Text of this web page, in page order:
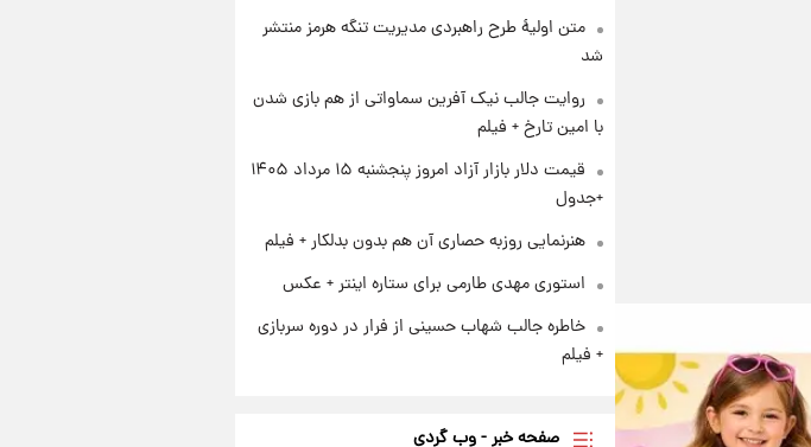
متن اولیۀ طرح راهبردی مدیریت تنگه هرمز منتشر
شد
روایت جالب نیک آفرین سماواتی از هم بازی شدن
با امین تارخ + فیلم
قیمت دلار بازار آزاد امروز پنجشنبه ۱۵ مرداد ۱۴۰۵
+جدول
هنرنمایی روزبه حصاری آن هم بدون بدلکار + فیلم
استوری مهدی طارمی برای ستاره اینتر + عکس
خاطره جالب شهاب حسینی از فرار در دوره سربازی
+ فیلم
صفحه خبر - وب گردی